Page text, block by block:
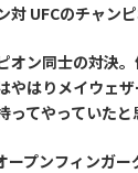
UFCのチャンピ
オン同士の対決
やはりメイウェ
てやっていたと
ープンフィンガ